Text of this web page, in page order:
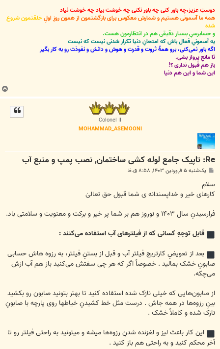
دوستِ عزیز،چه باور کنی چه باور نکنی چه خوشت بیاد چه خوشت نیاد
همه ما آسمونی هستیم و شمارش معکوس برای بازگشتمون از همون روزِ اولِخلقتمون شروع
شده
و حسابرسیِ بسیار دقیقی هم در انتظارمون هست.
یه آسمونیِ فعال باش که امتحانِ دنیا تکرار شدنی نیست که نیست
اگه باور نمی‌کنی، برو همۀ ثروت و قدرت و هوش و دانش و نفوذت رو به کار بگیر
تا مانعِ پرواز بشی.
باز هم قبول نداری ؟!
این شما و این هم دنیا
ب
ا
Colonel II
MOHAMMAD_ASEMOONI
Re: تاپیک جامع لوله کشی ساختمان, نصب پمپ و منبع آب
پ
ت
یک‌شنبه ۵ فروردین ۱۴۰۳, ۸:۵۸ ق.ظ
سلام
کارهای خیر و خداپسندانه ی شما قبول حق تعالیٰ
فرارسیدنِ سال ۱۴۰۳ و نوروز هم بر شما پر خیر و برکت و معنویت و سلامتی باد.
قابل توجهِ کسانی که از فیلتر‌های آب استفاده می‌کنند :
بعد از تعویضِ کارتریج فیلتر آب و قبل از بستنِ فیلتر، به رزوه هاش حسابی
صابونِ خشک بمالید . خصوصاً اگر که هر چی سفتش می‌کنید باز هم آب ازش
می‌چکه.
از صابون‌هایی که خیلی نازک شده استفاده کنید تا بهتر بتونید صابون رو بکشید
بینِ رزوه‌ها در همه جاش . درست مثل خط کشیدنِ خیاطها روی پارچه با صابونِ
نازک شده و کاملاً خشک .
این کار باعث لیز و لغزنده شدنِ رزوه‌ها میشه و میتونید به راحتی فیلتر رو تا
آخر محکم کنید و به راحتی هم باز کنید .